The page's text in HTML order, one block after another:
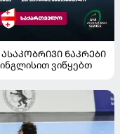
ᲐᲡᲐᲙᲝᲑᲠᲘᲕᲘ ᲜᲐᲙᲠᲔᲑᲘ
ვიწყებთ